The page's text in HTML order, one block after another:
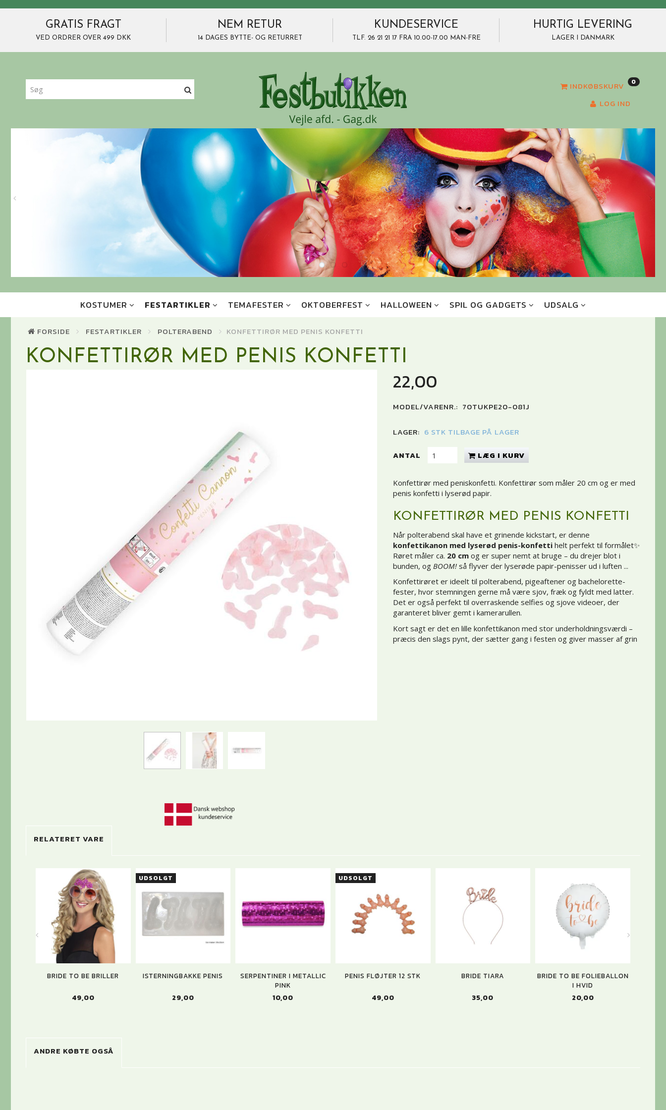
GRATIS FRAGT
VED ORDRER OVER 499 DKK
NEM RETUR
14 DAGES BYTTE- OG RETURRET
KUNDESERVICE
TLF. 26 21 21 17 FRA 10.00-17.00 MAN-FRE
HURTIG LEVERING
LAGER I DANMARK
INDKØBSKURV 0
LOG IND
KOSTUMER FESTARTIKLER TEMAFESTER OKTOBERFEST HALLOWEEN SPIL OG GADGETS UDSALG
FORSIDE FESTARTIKLER POLTERABEND KONFETTIRØR MED PENIS KONFETTI
KONFETTIRØR MED PENIS KONFETTI
22,00
MODEL/VARENR.: 70TUKPE20-081J
LAGER: 6 STK TILBAGE PÅ LAGER
ANTAL LÆG I KURV
Konfettirør med peniskonfetti. Konfettirør som måler 20 cm og er med
penis konfetti i lyserød papir.
KONFETTIRØR MED PENIS KONFETTI
Når polterabend skal have et grinende kickstart, er denne
konfettikanon med lyserød penis-konfettihelt perfekt til formålet✨
Røret måler ca. 20 cmog er super nemt at bruge – du drejer blot i
bunden, og BOOM!så flyver der lyserøde papir-penisser ud i luften ...
Konfettirøret er ideelt til polterabend, pigeaftener og bachelorette-
fester, hvor stemningen gerne må være sjov, fræk og fyldt med latter.
Det er også perfekt til overraskende selfies og sjove videoer, der
garanteret bliver gemt i kamerarullen.
Kort sagt er det en lille konfettikanon med stor underholdningsværdi –
præcis den slags pynt, der sætter gang i festen og giver masser af grin
RELATERET VARE
BRIDE TO BE BRILLER
49,00
UDSOLGT
ISTERNINGBAKKE PENIS
29,00
SERPENTINER I METALLIC
PINK
10,00
UDSOLGT
PENIS FLØJTER 12 STK
49,00
BRIDE TIARA
35,00
BRIDE TO BE FOLIEBALLON
I HVID
20,00
ANDRE KØBTE OGSÅ